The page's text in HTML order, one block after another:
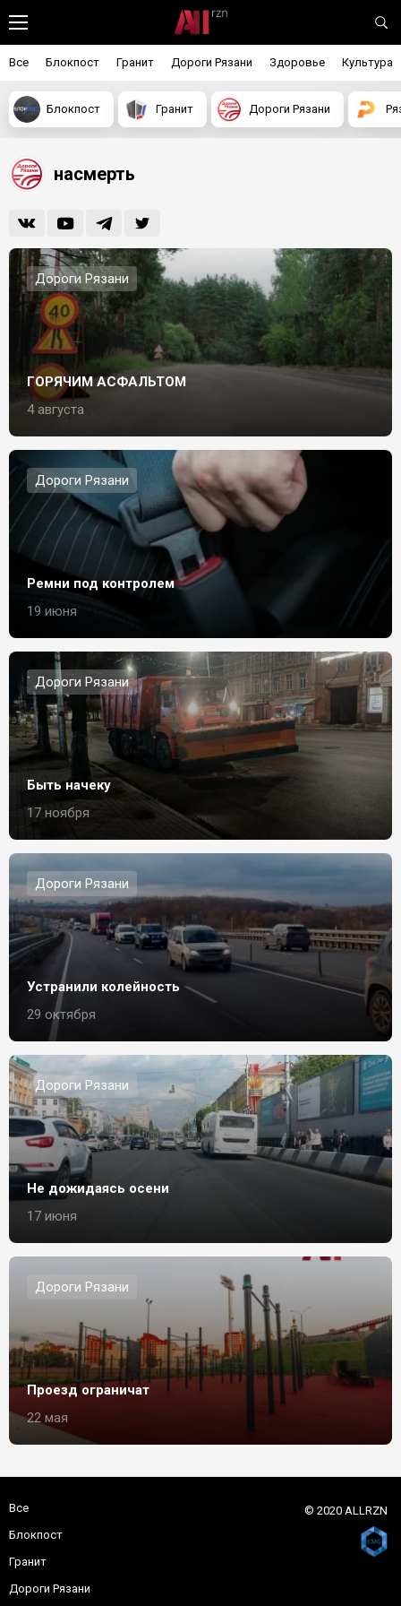
Все Блокпост Гранит Дороги Рязани Здоровье Культура
Блокпост Гранит Дороги Рязани
насмерть
Дороги Рязани
ГОРЯЧИМ АСФАЛЬТОМ
4 августа
Дороги Рязани
Ремни под контролем
19 июня
Дороги Рязани
Быть начеку
17 ноября
Дороги Рязани
Устранили колейность
29 октября
Дороги Рязани
Не дожидаясь осени
17 июня
Дороги Рязани
Проезд ограничат
22 мая
Все
Блокпост
Гранит
Дороги Рязани
© 2020 ALLRZN